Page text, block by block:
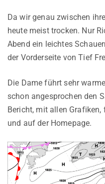
Da wir genau zwischen
heute meist trocken. Nur
Abend ein leichtes
der Vorderseite von Tief
Die Dame führt sehr
schon angesprochen den
Bericht, mit allen
und auf der Homepage.